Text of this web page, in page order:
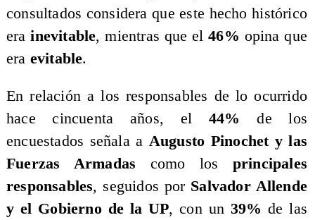
consultados considera que este hecho histórico
erainevitable, mientras que el 46% opina que
era evitable.
En relación a los responsables de lo ocurrido
hace cincuenta años, el 44%
de los
encuestados señala a Augusto Pinochet y las
Fuerzas Armadas como los principales
responsables, seguidos por Salvador Allende
y el Gobierno de la UP, con un 39% de las